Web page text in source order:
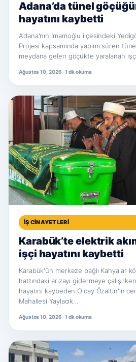
Adana’da tünel
hayatını kaybetti
Adana'nın İmamoğlu ilçesindeki
Projesi kapsamında yapımı süren
meydana gelen göçükte yaralanan
Ağustos 10, 2026 · 1 dk okuma
İŞ CINAYETLERI
Karabük’te elektrik
işçi hayatını kaybetti
Karabük'ün merkeze bağlı Kahyalar
hattındaki arızayı gidermeye
hayatını kaybeden Olcay Özaltın'ın
Mahallesi Yaylacık…
Ağustos 10, 2026 · 1 dk okuma